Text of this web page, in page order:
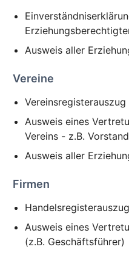
Ausweis aller
Vereine
Ausweis eines
Vereins - z.B. Vorstand
Ausweis aller
Firmen
Ausweis eines
(z.B. Geschäftsführer)